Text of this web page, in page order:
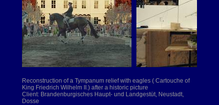
Reconstruction of a Tympanum relief with eagles ( Cartouche of
King Friedrich Wilhelm II.) after a historic picture
Client: Brandenburgisches Haupt- und Landgestüt, Neustadt,
Dosse